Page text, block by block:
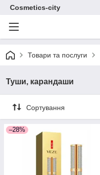
Cosmetics-city
Товари та послуги
Туши, карандаши
Сортування
–28%